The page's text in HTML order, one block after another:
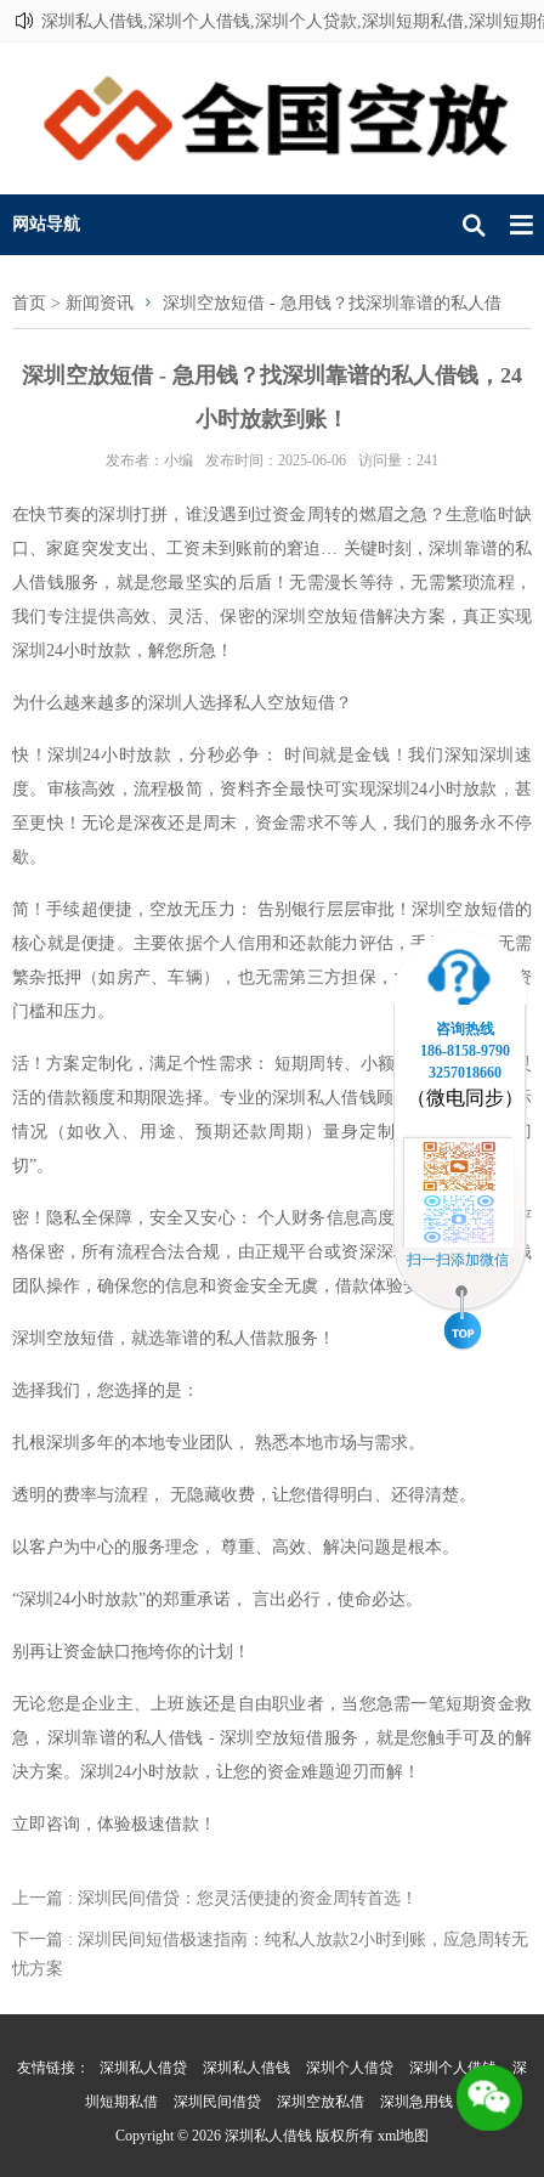
深圳私人借钱,深圳个人借钱,深圳个人贷款,深圳短期私借,深圳短
联系我们
网站导航
首页 > 新闻资讯 深圳空放短借 - 急用钱？找深圳靠谱的私人借
深圳空放短借 - 急用钱？找深圳靠谱的私人借钱，24
小时放款到账！
发布者：小编 发布时间：2025-06-06 访问量：241
在快节奏的深圳打拼，谁没遇到过资金周转的燃眉之急？生意临时缺
口、家庭突发支出、工资未到账前的窘迫… 关键时刻，深圳靠谱的私
人借钱服务，就是您最坚实的后盾！无需漫长等待，无需繁琐流程，
我们专注提供高效、灵活、保密的深圳空放短借解决方案，真正实现
深圳24小时放款，解您所急！
为什么越来越多的深圳人选择私人空放短借？
快！深圳24小时放款，分秒必争： 时间就是金钱！我们深知深圳速
度。审核高效，流程极简，资料齐全最快可实现深圳24小时放款，甚
至更快！无论是深夜还是周末，资金需求不等人，我们的服务永不停
歇。
简！手续超便捷，空放无压力： 告别银行层层审批！深圳空放短借的
核心就是便捷。主要依据个人信用和还款能力评估，手续精简，无需
繁杂抵押（如房产、车辆），也无需第三方担保，大大降低您的融资
门槛和压力。
活！方案定制化，满足个性需求： 短期周转、小额应急？我们提供灵
活的借款额度和期限选择。专业的深圳私人借钱顾问会根据您的实际
情况（如收入、用途、预期还款周期）量身定制方案，绝非“一刀
切”。
密！隐私全保障，安全又安心： 个人财务信息高度敏感。我们承诺严
格保密，所有流程合法合规，由正规平台或资深深圳靠谱的私人借钱
团队操作，确保您的信息和资金安全无虞，借款体验安心无忧。
深圳空放短借，就选靠谱的私人借款服务！
选择我们，您选择的是：
扎根深圳多年的本地专业团队， 熟悉本地市场与需求。
透明的费率与流程， 无隐藏收费，让您借得明白、还得清楚。
以客户为中心的服务理念， 尊重、高效、解决问题是根本。
“深圳24小时放款”的郑重承诺， 言出必行，使命必达。
别再让资金缺口拖垮你的计划！
无论您是企业主、上班族还是自由职业者，当您急需一笔短期资金救
急，深圳靠谱的私人借钱 - 深圳空放短借服务，就是您触手可及的解
决方案。深圳24小时放款，让您的资金难题迎刃而解！
立即咨询，体验极速借款！
上一篇 : 深圳民间借贷：您灵活便捷的资金周转首选！
下一篇 : 深圳民间短借极速指南：纯私人放款2小时到账，应急周转无
忧方案
友情链接： 深圳私人借贷 深圳私人借钱 深圳个人借贷 深圳个人借钱
深
圳短期私借
深圳民间借贷 深圳空放私借
深圳急用钱
Copyright © 2026 深圳私人借钱 版权所有 xml地图
咨询热线
186-8158-9790
3257018660
（微电同步）
扫一扫添加微信